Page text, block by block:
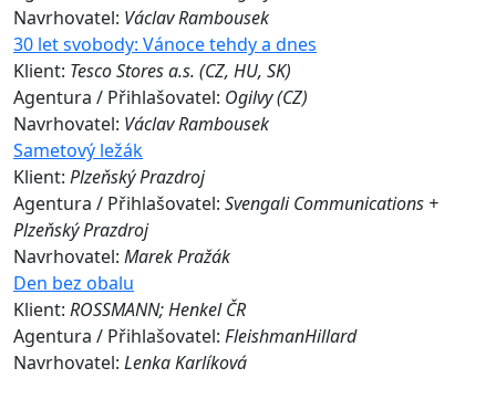
Navrhovatel: Václav Rambousek
30 let svobody: Vánoce tehdy a dnes
Klient: Tesco Stores a.s. (CZ, HU, SK)
Agentura / Přihlašovatel: Ogilvy (CZ)
Navrhovatel: Václav Rambousek
Sametový ležák
Klient: Plzeňský Prazdroj
Agentura / Přihlašovatel: Svengali Communications +
Plzeňský Prazdroj
Navrhovatel: Marek Pražák
Den bez obalu
Klient: ROSSMANN; Henkel ČR
Agentura / Přihlašovatel: FleishmanHillard
Navrhovatel: Lenka Karlíková